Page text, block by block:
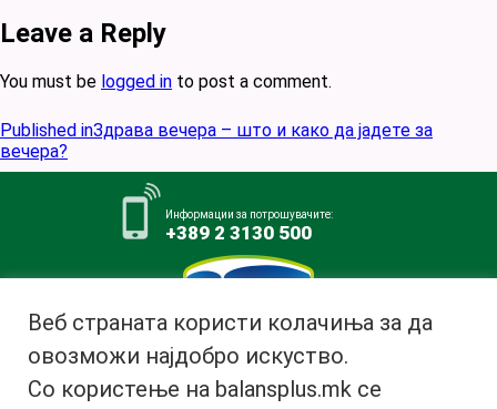
Leave a Reply
You must be logged in to post a comment.
Post
navigation
Published inЗдрава вечера – што и како да јадете за
вечера?
Информации за потрошувачите:
+389 2 3130 500
Млекара АД Битола
ул. Ѓурчин Наумов Пљакот бр.1,
Веб страната користи колачиња за да
овозможи најдобро искуство.
Со користење на balansplus.mk се